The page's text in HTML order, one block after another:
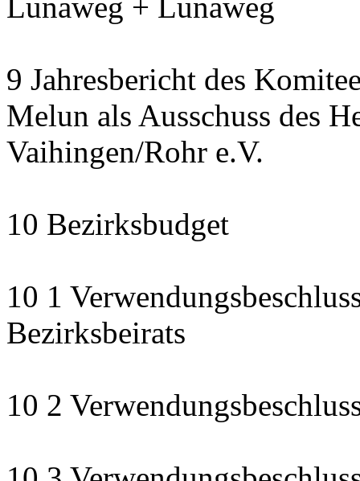
9 Jahresbericht des
Melun als Ausschuss des
Vaihingen/Rohr e.V.
10 Bezirksbudget
10 1
Bezirksbeirats
10 2